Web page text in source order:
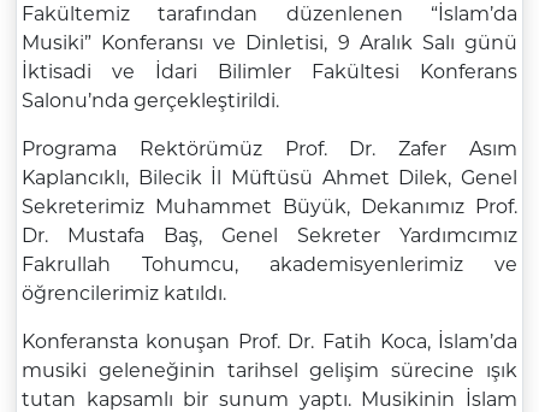
Fakültemiz tarafından düzenlenen “İslam’da
Musiki” Konferansı ve Dinletisi, 9 Aralık Salı günü
İktisadi ve İdari Bilimler Fakültesi Konferans
Salonu’nda gerçekleştirildi.
Programa Rektörümüz Prof. Dr. Zafer Asım
Kaplancıklı, Bilecik İl Müftüsü Ahmet Dilek, Genel
Sekreterimiz Muhammet Büyük, Dekanımız Prof.
Dr. Mustafa Baş, Genel Sekreter Yardımcımız
Fakrullah Tohumcu, akademisyenlerimiz ve
öğrencilerimiz katıldı.
Konferansta konuşan Prof. Dr. Fatih Koca, İslam’da
musiki geleneğinin tarihsel gelişim sürecine ışık
tutan kapsamlı bir sunum yaptı. Musikinin İslam